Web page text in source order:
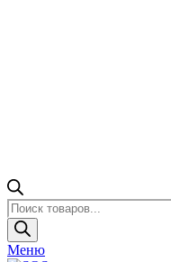
Поиск
товаров
Меню